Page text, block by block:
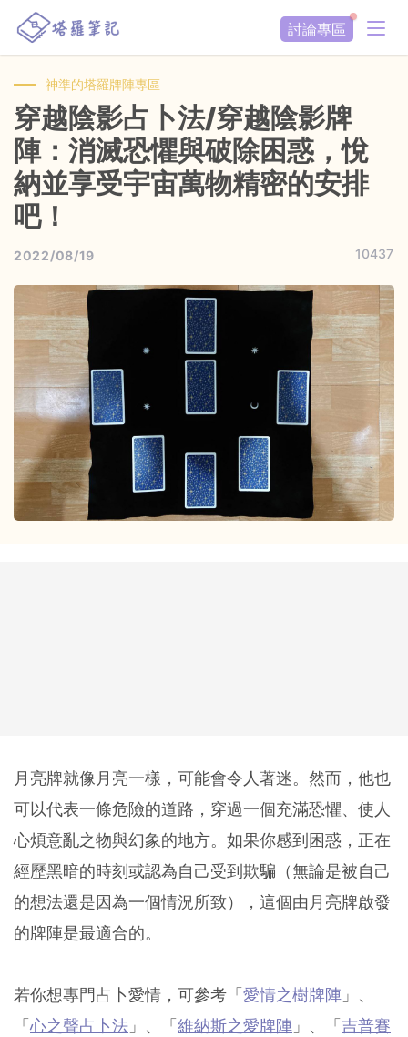
討論專區
神準的塔羅牌陣專區
穿越陰影占卜法/穿越陰影牌
陣：消滅恐懼與破除困惑，悅
納並享受宇宙萬物精密的安排
吧！
2022/08/19 10437
月亮牌就像月亮一樣，可能會令人著迷。然而，他也
可以代表一條危險的道路，穿過一個充滿恐懼、使人
心煩意亂之物與幻象的地方。如果你感到困惑，正在
經歷黑暗的時刻或認為自己受到欺騙（無論是被自己
的想法還是因為一個情況所致），這個由月亮牌啟發
的牌陣是最適合的。
若你想專門占卜愛情，可參考「 愛情之樹牌陣 」、
「 心之聲占卜法 」、「 維納斯之愛牌陣 」、「 吉普賽